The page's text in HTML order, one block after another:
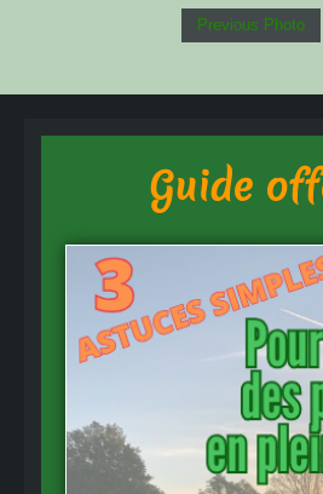
Previous Photo
Guide